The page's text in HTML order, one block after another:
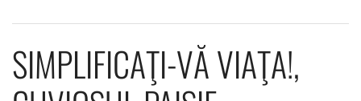
SIMPLIFICAŢI-VĂ VIAŢA!,